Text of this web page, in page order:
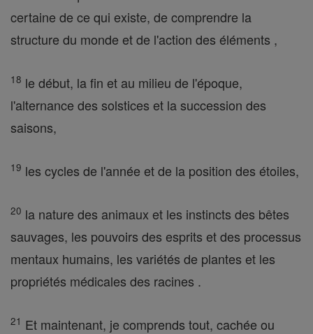
certaine de ce qui existe, de comprendre la
structure du monde et de l'action des éléments ,
18 le début, la fin et au milieu de l'époque,
l'alternance des solstices et la succession des
saisons,
19 les cycles de l'année et de la position des étoiles,
20 la nature des animaux et les instincts des bêtes
sauvages, les pouvoirs des esprits et des processus
mentaux humains, les variétés de plantes et les
propriétés médicales des racines .
21 Et maintenant, je comprends tout, cachée ou